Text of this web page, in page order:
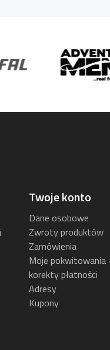
Twoje konto
Dane osobowe
Zwroty produktów
Zamówienia
Moje pokwitowania
korekty płatności
Adresy
Kupony